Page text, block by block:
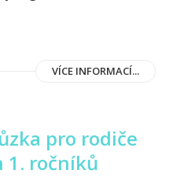
VÍCE INFORMACÍ...
pro rodiče
1. ročníků